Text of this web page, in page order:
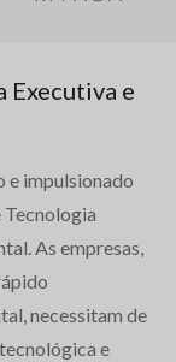
Executiva e
e impulsionado
As empresas,
necessitam de
e